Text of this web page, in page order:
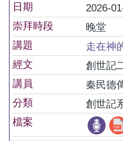
日期
2026-
崇拜時段
晚堂
講題
走在神
經文
創世記
講員
秦民德
分類
創世記
檔案